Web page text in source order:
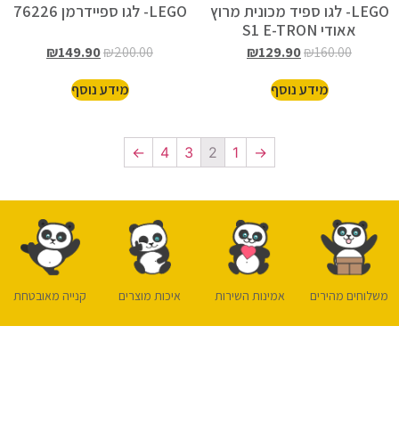
LEGO- לגו ספיד מכונית מרוץ
אאודי S1 E-TRON
QUATTRO 76921
₪160.00
₪129.90
מידע נוסף
LEGO- לגו ספיידרמן 76226
₪200.00
₪149.90
מידע נוסף
→
1
2
3
4
←
משלוחים מהירים אמינות השירות איכות מוצרים קנייה מאובטחת